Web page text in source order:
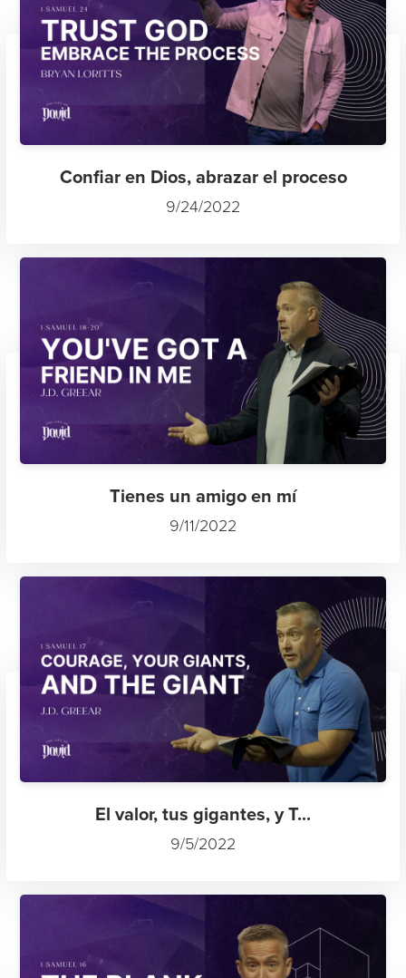
Confiar en Dios, abrazar el proceso
9/24/2022
Tienes un amigo en mí
9/11/2022
El valor, tus gigantes, y T...
9/5/2022